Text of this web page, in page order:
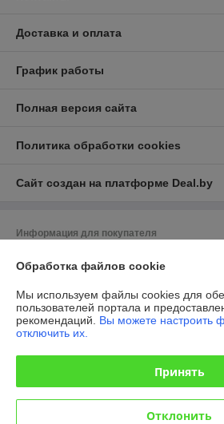
Доставка и оплата
График работы
Полная версия сайта
Политика обработки cookies
Сайт создан на платформе Deal.by
Информация для покупателя
220093 г. Минск, 3-й Путепроводный
Регистрационный номер ЕГР: 190361330
УНП: 190361330
Дата регистрации компании: 10.02.2016
Обработка файлов cookie
Мы используем файлы cookies для
пользователей портала и
рекомендаций. Вы можете настроить
отключить их.
Принять
Отклонить